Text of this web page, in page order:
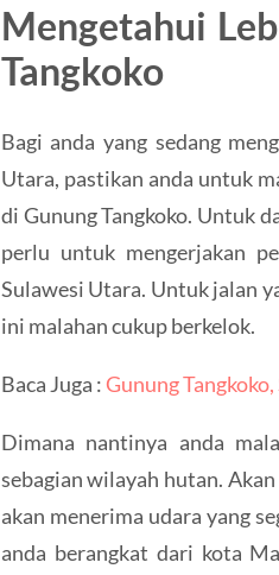
Mengetahui
Tangkoko
Bagi anda yang sedang
Utara, pastikan anda untuk
di Gunung Tangkoko. Untuk
perlu untuk mengerjakan
Sulawesi Utara. Untuk jalan
ini malahan cukup berkelok.
Baca Juga :Gunung
Dimana nantinya anda
sebagian wilayah hutan.
akan menerima udara yang
anda berangkat dari kota